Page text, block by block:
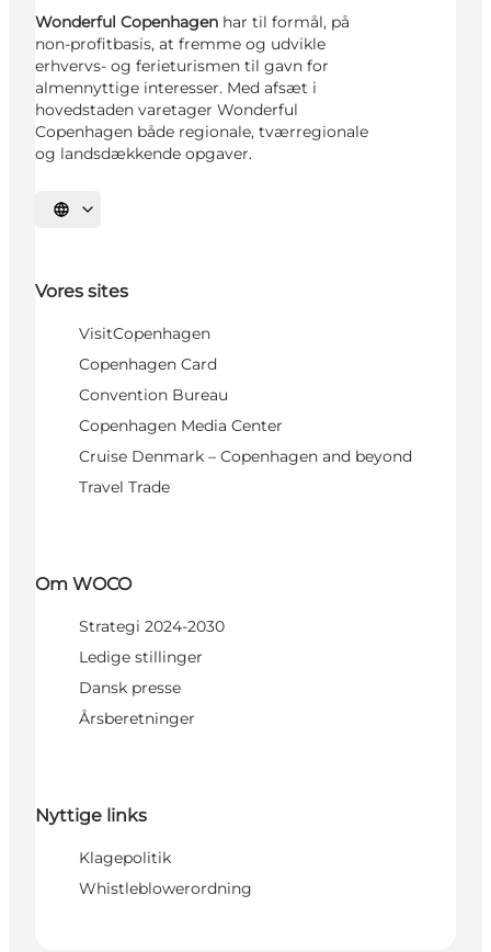
Wonderful Copenhagen har til formål, på
non-profitbasis, at fremme og udvikle
erhvervs- og ferieturismen til gavn for
almennyttige interesser. Med afsæt i
hovedstaden varetager Wonderful
Copenhagen både regionale, tværregionale
og landsdækkende opgaver.
Vælg sprog
Vores sites
VisitCopenhagen
Copenhagen Card
Convention Bureau
Copenhagen Media Center
Cruise Denmark – Copenhagen and beyond
Travel Trade
Om WOCO
Strategi 2024-2030
Ledige stillinger
Dansk presse
Årsberetninger
Nyttige links
Klagepolitik
Whistleblowerordning